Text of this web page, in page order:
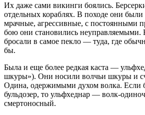
Их даже сами викинги боялись.
отдельных кораблях. В походе они
мрачные, агрессивные, с постоянными
бою они становились
бросали в самое пекло — туда, где
бы.
Была и еще более редкая каста —
шкуры»). Они носили волчьи шкуры и
Одина, одержимыми духом волка. Если
бульдозер, то ульфхеднар — волк-
смертоносный.